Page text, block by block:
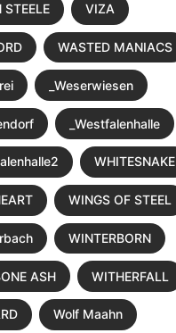
STEELE VIZA
WASTED MANIACS
_Weserwiesen
_Westfalenhalle
WHITESNAKE
WINGS OF STEEL
WINTERBORN
ASH WITHERFALL
Wolf Maahn